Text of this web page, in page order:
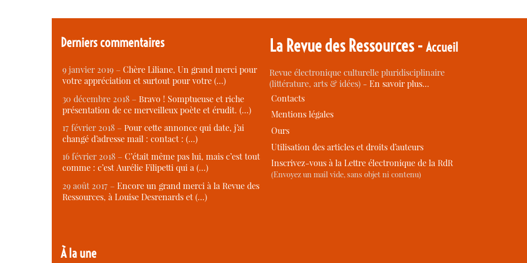
Derniers commentaires
9 janvier 2019 – Chère Liliane, Un grand merci pour
votre appréciation et surtout pour votre (…)
30 décembre 2018 – Bravo ! Somptueuse et riche
présentation de ce merveilleux poète et érudit. (…)
17 février 2018 – Pour cette annonce qui date, j’ai
changé d’adresse mail : contact : (…)
16 février 2018 – C’était même pas lui, mais c’est tout
comme : c’est Aurélie Filipetti qui a (…)
29 août 2017 – Encore un grand merci à la Revue des
Ressources, à Louise Desrenards et (…)
À la une
La Revue des Ressources -Accueil
Revue électronique culturelle pluridisciplinaire
(littérature, arts & idées) -En savoir plus…
Contacts
Mentions légales
Ours
Utilisation des articles et droits d’auteurs
Inscrivez-vous à la Lettre électronique de la RdR
(Envoyez un mail vide, sans objet ni contenu)